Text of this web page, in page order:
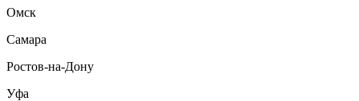
Омск
Самара
Ростов-на-Дону
Уфа